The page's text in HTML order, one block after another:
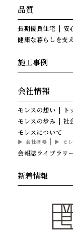
品質
長期優良住宅
安
健康な暮らしを支
施工事例
会社情報
モレスの想い ト
モレスの歩み
社
モレスについて
会社概要 モ
会報誌ライブラリ
新着情報